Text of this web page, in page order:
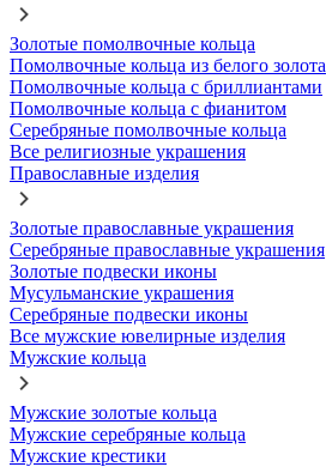
Золотые помолвочные кольца
Помолвочные кольца из белого золота
Помолвочные кольца с бриллиантами
Помолвочные кольца с фианитом
Серебряные помолвочные кольца
Все религиозные украшения
Православные изделия
Золотые православные украшения
Серебряные православные украшения
Золотые подвески иконы
Мусульманские украшения
Серебряные подвески иконы
Все мужские ювелирные изделия
Мужские кольца
Мужские золотые кольца
Мужские серебряные кольца
Мужские крестики